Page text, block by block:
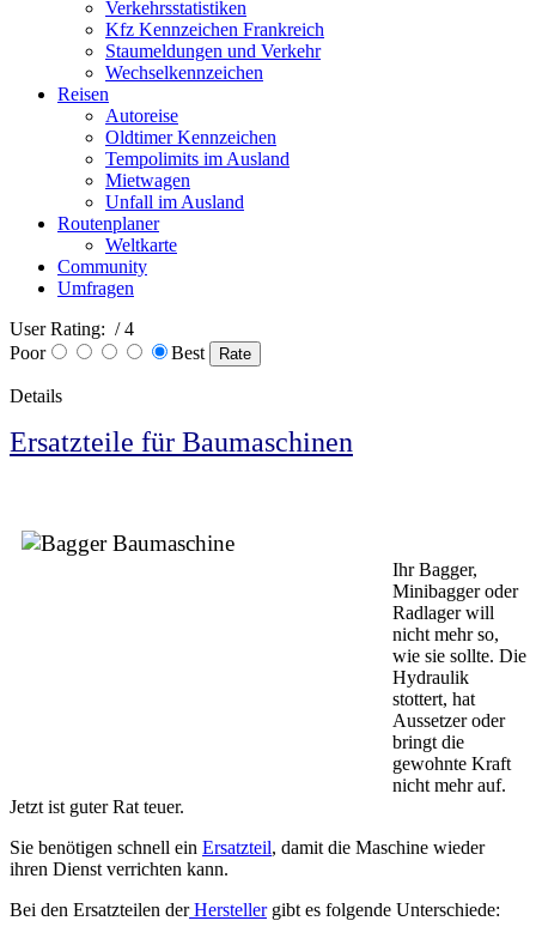
Verkehrsstatistiken
Kfz Kennzeichen Frankreich
Staumeldungen und Verkehr
Wechselkennzeichen
Reisen
Autoreise
Oldtimer Kennzeichen
Tempolimits im Ausland
Mietwagen
Unfall im Ausland
Routenplaner
Weltkarte
Community
Umfragen
User Rating: / 4
Poor
Best
Details
Ersatzteile für Baumaschinen
Ihr Bagger,
Minibagger oder
Radlager will
nicht mehr so,
wie sie sollte. Die
Hydraulik
stottert, hat
Aussetzer oder
bringt die
gewohnte Kraft
nicht mehr auf.
Jetzt ist guter Rat teuer.
Sie benötigen schnell ein Ersatzteil, damit die Maschine wieder
ihren Dienst verrichten kann.
Bei den Ersatzteilen derHerstellergibt es folgende Unterschiede: